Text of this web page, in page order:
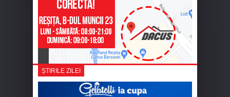
ȘTIRILE ZILEI